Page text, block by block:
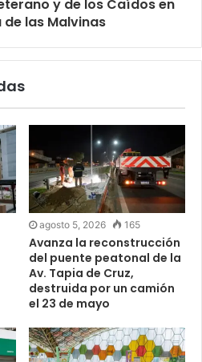
y de los Caídos en
de las Malvinas
agosto 5, 2026 165
Avanza la reconstrucción
del puente peatonal de la
Av. Tapia de Cruz,
destruida por un camión
el 23 de mayo